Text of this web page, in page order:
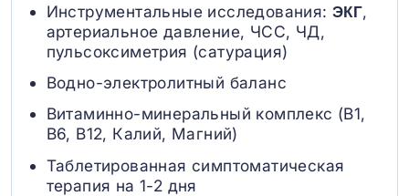
Инструментальные исследования: ЭКГ,
артериальное давление, ЧСС, ЧД,
пульсоксиметрия (сатурация)
Водно-электролитный баланс
Витаминно-минеральный комплекс (B1,
B6, В12, Калий, Магний)
Таблетированная симптоматическая
терапия на 1-2 дня